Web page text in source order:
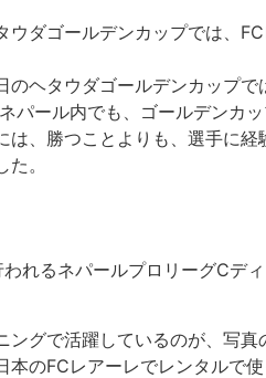
ウダゴールデンカップでは、
のヘタウダゴールデンカップ
パール内でも、ゴールデンカ
は、勝つことよりも、選手に
。
れるネパールプロリーグCデ
ングで活躍しているのが、写真
本のFCレアーレでレンタルで